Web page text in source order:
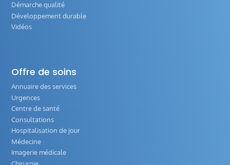
Démarche qualité
Développement durable
Vidéos
Offre de soins
Annuaire des services
Urgences
Centre de santé
Consultations
Hospitalisation de jour
Médecine
Imagerie médicale
Chirurgie